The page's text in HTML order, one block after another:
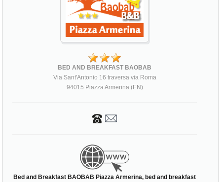
BED AND BREAKFAST BAOBAB
Via Sant'Antonio 16 traversa via Roma
94015 Piazza Armerina (EN)
Bed and Breakfast BAOBAB Piazza Armerina, bed and breakfast